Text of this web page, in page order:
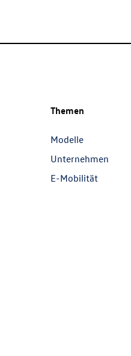
Themen
Modelle
Unternehmen
E-Mobilität